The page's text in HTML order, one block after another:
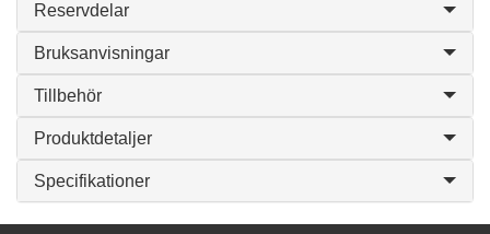
Reservdelar
Bruksanvisningar
Tillbehör
Produktdetaljer
Specifikationer